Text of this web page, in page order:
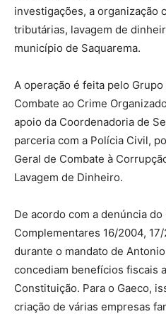
investigações, a organização
tributárias, lavagem de
município de Saquarema.
A operação é feita pelo
Combate ao Crime
apoio da Coordenadoria de
parceria com a Polícia Civil,
Geral de Combate à
Lavagem de Dinheiro.
De acordo com a denúncia do
Complementares 16/2004,
durante o mandato de
concediam benefícios fiscais
Constituição. Para o Gaeco,
criação de várias empresas